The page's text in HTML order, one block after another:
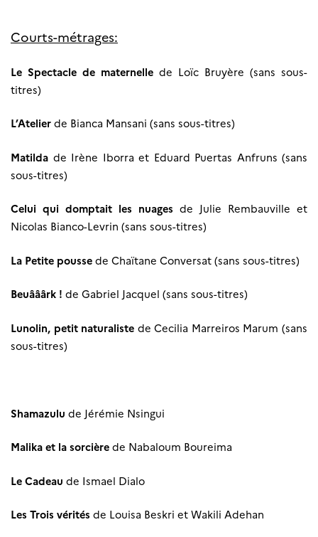
Courts-métrages:
Le Spectacle de maternelle de Loïc Bruyère (sans sous-
titres)
L’Atelierde Bianca Mansani (sans sous-titres)
Matilda de Irène Iborra et Eduard Puertas Anfruns (sans
sous-titres)
Celui qui domptait les nuages deJulie Rembauville et
Nicolas Bianco-Levrin (sans sous-titres)
La Petite poussede Chaïtane Conversat(sans sous-titres)
Beuââârk ! de Gabriel Jacquel (sans sous-titres)
Lunolin, petit naturaliste deCecilia Marreiros Marum (sans
sous-titres)
Shamazulu de Jérémie Nsingui
Malika et la sorcièrede Nabaloum Boureima
Le Cadeau de Ismael Dialo
Les Trois vérités de Louisa Beskri etWakili Adehan